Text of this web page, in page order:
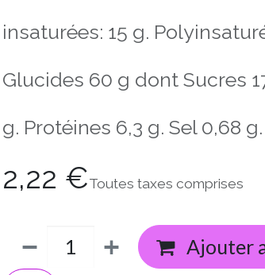
insaturées: 15 g.
Glucides 60 g dont Sucres
g. Protéines 6,3 g. Sel 0,68 g.
2,22 €Toutes taxes comprises
Ajouter